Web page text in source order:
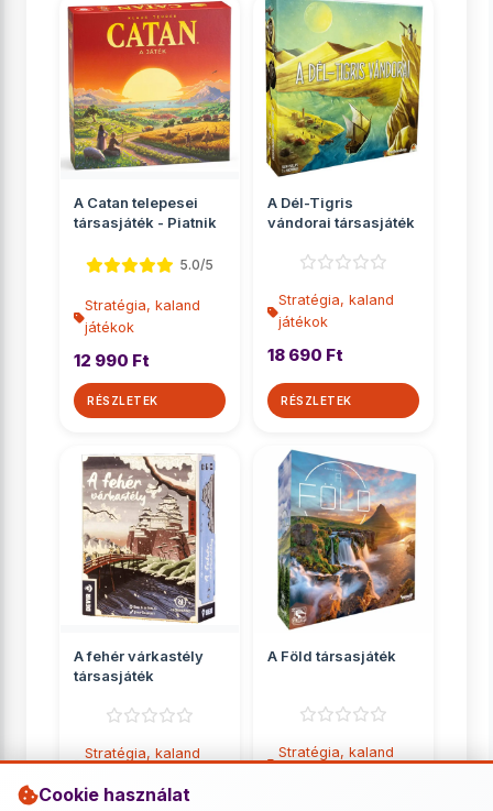
Cookie használat
A Catan telepesei
társasjáték - Piatnik
5.0/5
Stratégia, kaland
játékok
12 990 Ft
RÉSZLETEK
A Dél-Tigris
vándorai társasjáték
Stratégia, kaland
játékok
18 690 Ft
RÉSZLETEK
A fehér várkastély
társasjáték
Stratégia, kaland
A Föld társasjáték
Stratégia, kaland